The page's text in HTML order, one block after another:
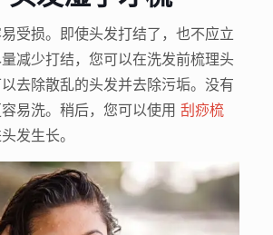
受损。即使头发打结了，也不应立
减少打结，您可以在洗发前梳理头
去除散乱的头发并去除污垢。没有
易洗。稍后，您可以使用 刮痧梳
发生长。